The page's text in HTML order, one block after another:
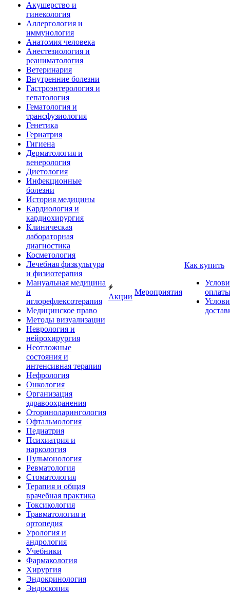
Акушерство и
гинекология
Аллергология и
иммунология
Анатомия человека
Анестезиология и
реаниматология
Ветеринария
Внутренние болезни
Гастроэнтерология и
гепатология
Гематология и
трансфузиология
Генетика
Гериатрия
Гигиена
Дерматология и
венерология
Диетология
Инфекционные
болезни
История медицины
Кардиология и
кардиохирургия
Клиническая
лабораторная
диагностика
Косметология
Лечебная физкультура
и физиотерапия
Мануальная медицина
и
иглорефлексотерапия
Медицинское право
Методы визуализации
Неврология и
нейрохирургия
Неотложные
состояния и
интенсивная терапия
Нефрология
Онкология
Организация
здравоохранения
Оториноларингология
Офтальмология
Педиатрия
Психиатрия и
наркология
Пульмонология
Ревматология
Стоматология
Терапия и общая
врачебная практика
Токсикология
Травматология и
ортопедия
Урология и
андрология
Учебники
Фармакология
Хирургия
Эндокринология
Эндоскопия
Акции
Мероприятия
Как купить
оплаты